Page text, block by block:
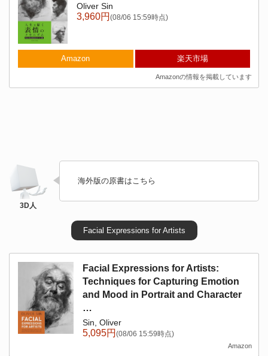
Oliver Sin
3,960円(08/06 15:59時点)
Amazon 楽天市場
Amazonの情報を掲載しています
海外版の原書はこちら
Facial Expressions for Artists
Facial Expressions for Artists:
Techniques for Capturing Emotion
and Mood in Portrait and Character
…
Sin, Oliver
5,095円 (08/06 15:59時点)
Amazon